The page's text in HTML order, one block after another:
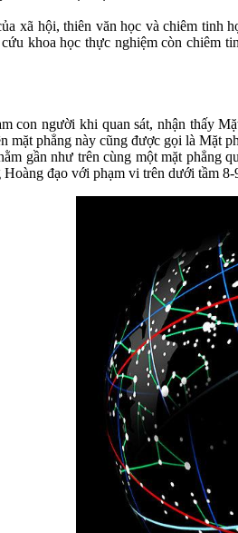
xã hội, thiên văn học và chiêm tinh
khoa học thực nghiệm còn chiêm
con người khi quan sát, nhận thấy
mặt phẳng này cũng được gọi là Mặt
gần như trên cùng một mặt phẳng
đạo với phạm vi trên dưới tầm